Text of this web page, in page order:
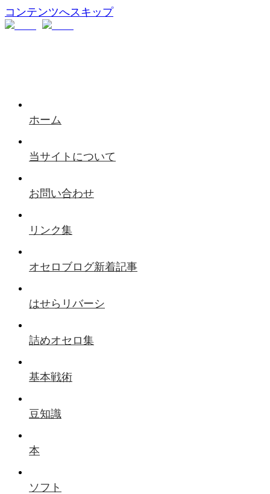
コンテンツへスキップ
ホーム
当サイトについて
お問い合わせ
リンク集
オセロブログ新着記事
はせらリバーシ
詰めオセロ集
基本戦術
豆知識
本
ソフト